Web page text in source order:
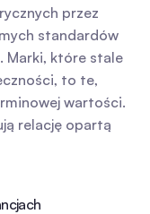
przez
standardów
Marki, które stale
to te,
wartości.
relację opartą